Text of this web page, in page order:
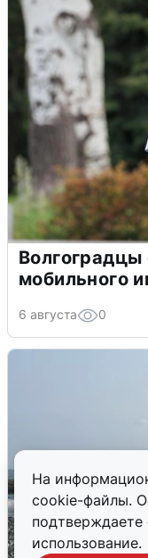
На
cookie-файлы.
подтверждаете
использование.
Волгоградцы
мобильного
6 августа 0